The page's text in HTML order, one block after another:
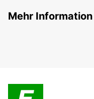
Mehr Information